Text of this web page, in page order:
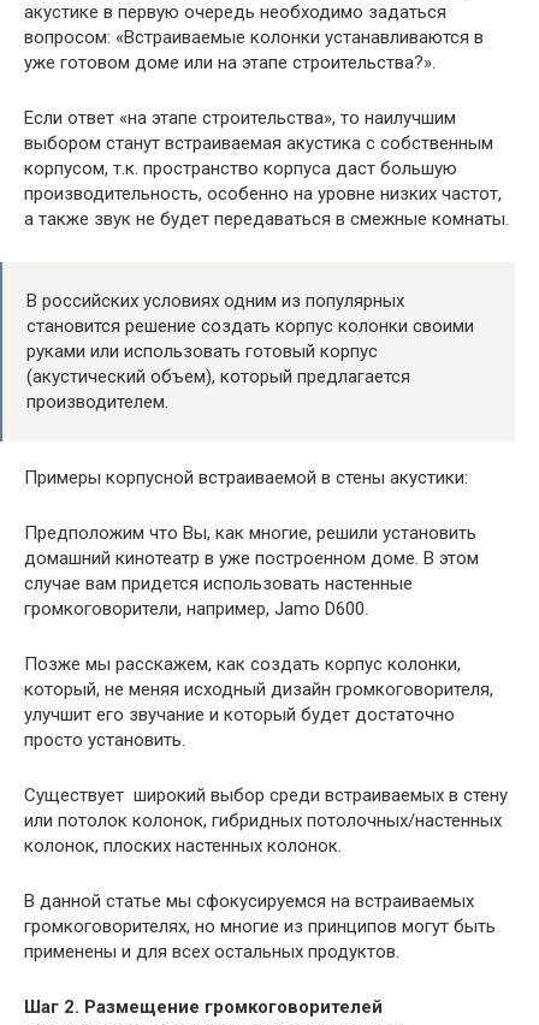
акустике в первую очередь необходимо задаться
вопросом: «Встраиваемые колонки устанавливаются в
уже готовом доме или на этапе строительства?».
Если ответ «на этапе строительства», то наилучшим
выбором станут встраиваемая акустика с собственным
корпусом, т.к. пространство корпуса даст большую
производительность, особенно на уровне низких частот,
а также звук не будет передаваться в смежные комнаты.
В российских условиях одним из популярных
становится решение создать корпус колонки своими
руками или использовать готовый корпус
(акустический объем), который предлагается
производителем.
Примеры корпусной встраиваемой в стены акустики:
Предположим что Вы, как многие, решили установить
домашний кинотеатр в уже построенном доме. В этом
случае вам придется использовать настенные
громкоговорители, например, Jamo D600.
Позже мы расскажем, как создать корпус колонки,
который, не меняя исходный дизайн громкоговорителя,
улучшит его звучание и который будет достаточно
просто установить.
Существует широкий выбор среди встраиваемых в стену
или потолок колонок, гибридных потолочных/настенных
колонок, плоских настенных колонок.
В данной статье мы сфокусируемся на встраиваемых
громкоговорителях, но многие из принципов могут быть
применены и для всех остальных продуктов.
Шаг 2. Размещение громкоговорителей